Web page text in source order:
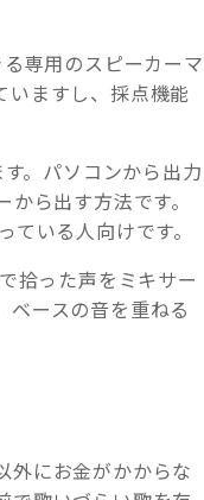
専用のスピーカーマ
いますし、採点機能
。パソコンから出力
ら出す方法です。
いる人向けです。
拾った声をミキサー
ースの音を重ねる
外にお金がかからな